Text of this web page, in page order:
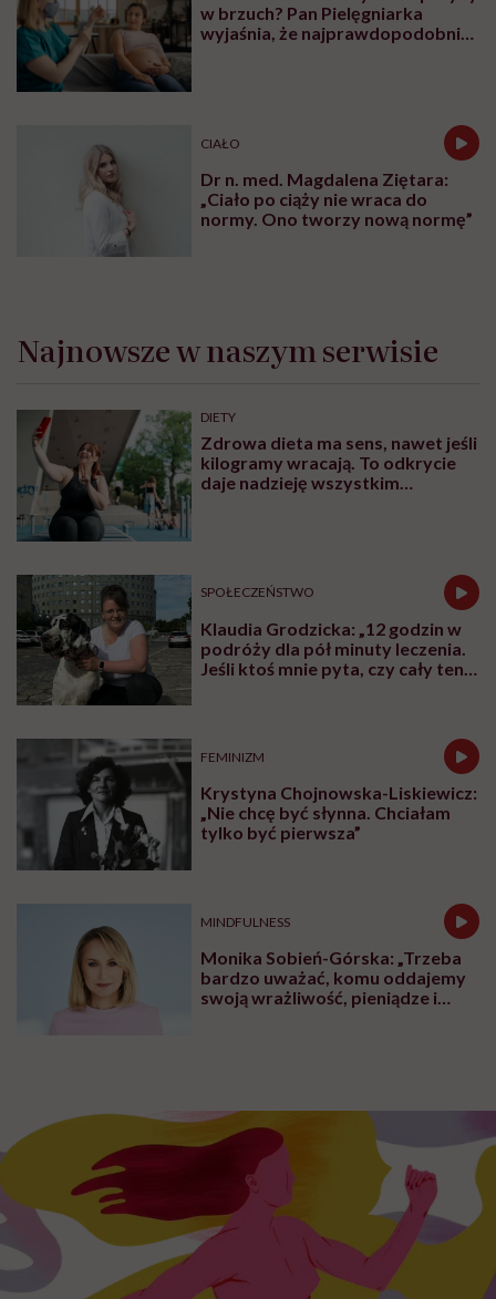
w brzuch? Pan Pielęgniarka
wyjaśnia, że najprawdopodobniej
CIAŁO
Dr n. med. Magdalena Ziętara:
„Ciało po ciąży nie wraca do
normy. Ono tworzy nową normę”
Najnowsze w naszym serwisie
DIETY
Zdrowa dieta ma sens, nawet jeśli
kilogramy wracają. To odkrycie
daje nadzieję wszystkim
SPOŁECZEŃSTWO
Klaudia Grodzicka: „12 godzin w
podróży dla pół minuty leczenia.
Jeśli ktoś mnie pyta, czy cały ten
FEMINIZM
Krystyna Chojnowska-Liskiewicz:
„Nie chcę być słynna. Chciałam
tylko być pierwsza”
MINDFULNESS
Monika Sobień-Górska: „Trzeba
bardzo uważać, komu oddajemy
swoją wrażliwość, pieniądze i